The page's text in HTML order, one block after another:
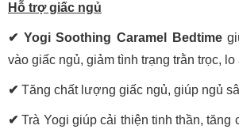
Hỗ trợ giấc ngủ
✔ Yogi Soothing Caramel Bedtime
vào giấc ngủ, giảm tình trạng trằn trọc, lo
✔ Tăng chất lượng giấc ngủ, giúp ngủ
✔Trà Yogi giúp cải thiện tinh thần, tăng